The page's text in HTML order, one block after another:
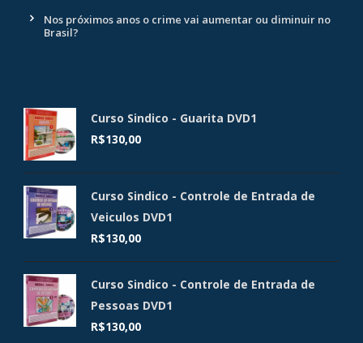
Nos próximos anos o crime vai aumentar ou diminuir no
Brasil?
Curso Sindico - Guarita DVD1
R$130,00
Curso Sindico - Controle de Entrada de
Veiculos DVD1
R$130,00
Curso Sindico - Controle de Entrada de
Pessoas DVD1
R$130,00